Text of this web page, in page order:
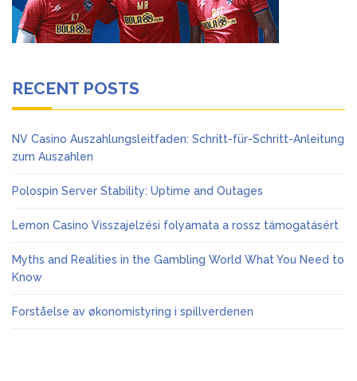
RECENT POSTS
NV Casino Auszahlungsleitfaden: Schritt-für-Schritt-Anleitung
zum Auszahlen
Polospin Server Stability: Uptime and Outages
Lemon Casino Visszajelzési folyamata a rossz támogatásért
Myths and Realities in the Gambling World What You Need to
Know
Forståelse av økonomistyring i spillverdenen